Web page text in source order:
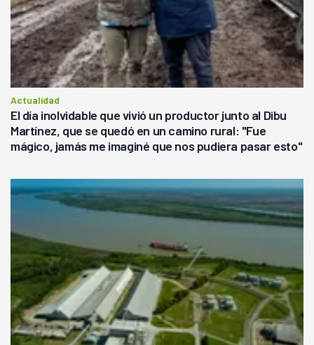
Actualidad
El día inolvidable que vivió un productor junto al Dibu
Martínez, que se quedó en un camino rural: "Fue
mágico, jamás me imaginé que nos pudiera pasar esto"